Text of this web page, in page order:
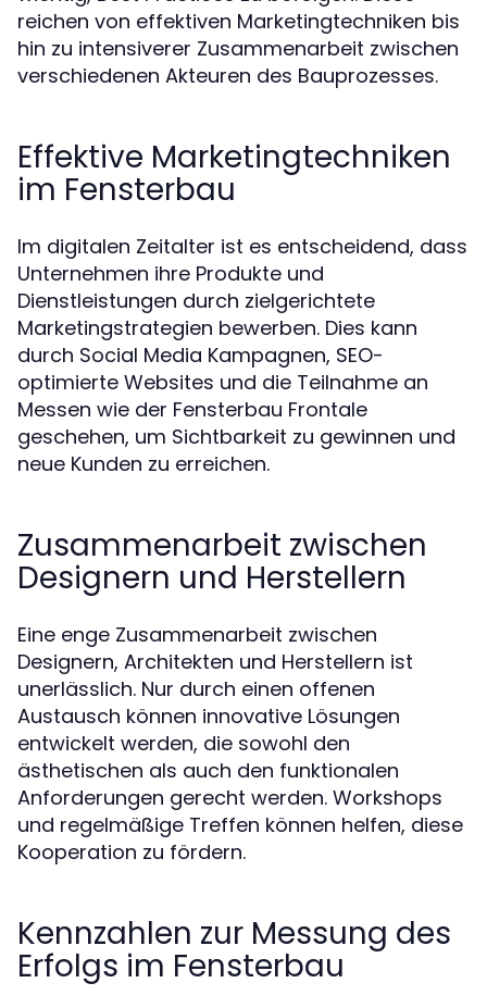
reichen von effektiven Marketingtechniken bis
hin zu intensiverer Zusammenarbeit zwischen
verschiedenen Akteuren des Bauprozesses.
Effektive Marketingtechniken
im Fensterbau
Im digitalen Zeitalter ist es entscheidend, dass
Unternehmen ihre Produkte und
Dienstleistungen durch zielgerichtete
Marketingstrategien bewerben. Dies kann
durch Social Media Kampagnen, SEO-
optimierte Websites und die Teilnahme an
Messen wie der Fensterbau Frontale
geschehen, um Sichtbarkeit zu gewinnen und
neue Kunden zu erreichen.
Zusammenarbeit zwischen
Designern und Herstellern
Eine enge Zusammenarbeit zwischen
Designern, Architekten und Herstellern ist
unerlässlich. Nur durch einen offenen
Austausch können innovative Lösungen
entwickelt werden, die sowohl den
ästhetischen als auch den funktionalen
Anforderungen gerecht werden. Workshops
und regelmäßige Treffen können helfen, diese
Kooperation zu fördern.
Kennzahlen zur Messung des
Erfolgs im Fensterbau